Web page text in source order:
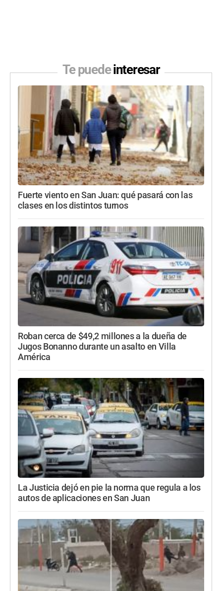
Te puedeinteresar
Fuerte viento en San Juan: qué pasará con las
clases en los distintos turnos
Roban cerca de $49,2 millones a la dueña de
Jugos Bonanno durante un asalto en Villa
América
La Justicia dejó en pie la norma que regula a los
autos de aplicaciones en San Juan